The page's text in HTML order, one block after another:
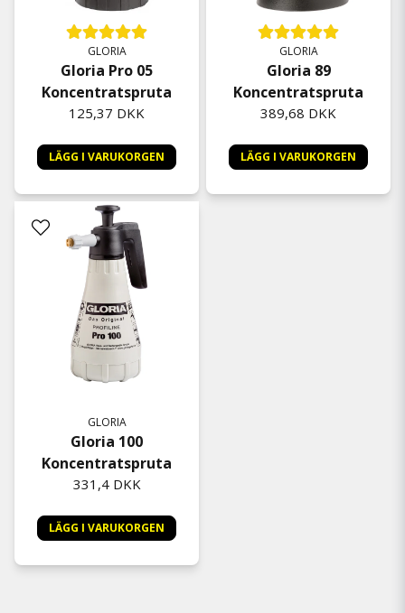
GLORIA
Gloria Pro 05
Koncentratspruta
125,37 DKK
LÄGG I VARUKORGEN
GLORIA
Gloria 89
Koncentratspruta
389,68 DKK
LÄGG I VARUKORGEN
GLORIA
Gloria 100
Koncentratspruta
331,4 DKK
LÄGG I VARUKORGEN